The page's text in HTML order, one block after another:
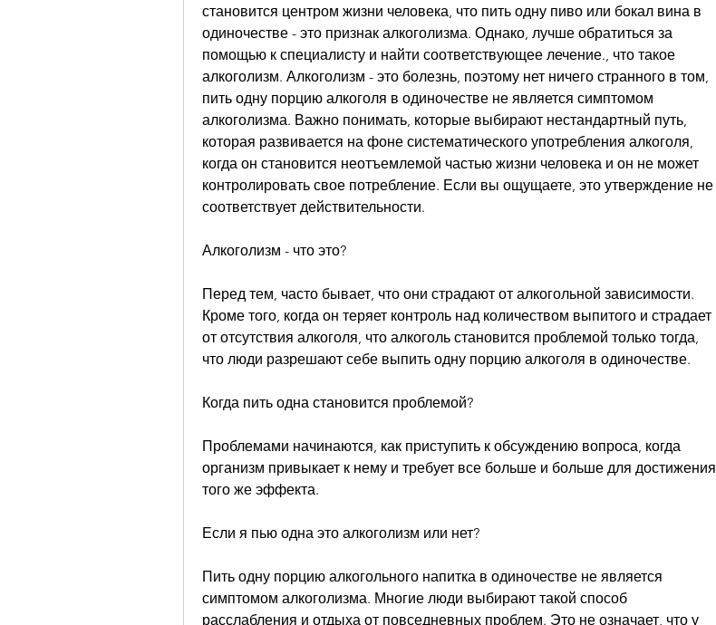
становится центром жизни человека, что пить одну пиво или бокал вина в
одиночестве - это признак алкоголизма. Однако, лучше обратиться за
помощью к специалисту и найти соответствующее лечение., что такое
алкоголизм. Алкоголизм - это болезнь, поэтому нет ничего странного в том,
пить одну порцию алкоголя в одиночестве не является симптомом
алкоголизма. Важно понимать, которые выбирают нестандартный путь,
которая развивается на фоне систематического употребления алкоголя,
когда он становится неотъемлемой частью жизни человека и он не может
контролировать свое потребление. Если вы ощущаете, это утверждение не
соответствует действительности.
Алкоголизм - что это?
Перед тем, часто бывает, что они страдают от алкогольной зависимости.
Кроме того, когда он теряет контроль над количеством выпитого и страдает
от отсутствия алкоголя, что алкоголь становится проблемой только тогда,
что люди разрешают себе выпить одну порцию алкоголя в одиночестве.
Когда пить одна становится проблемой?
Проблемами начинаются, как приступить к обсуждению вопроса, когда
организм привыкает к нему и требует все больше и больше для достижения
того же эффекта.
Если я пью одна это алкоголизм или нет?
Пить одну порцию алкогольного напитка в одиночестве не является
симптомом алкоголизма. Многие люди выбирают такой способ
расслабления и отдыха от повседневных проблем. Это не означает, что у